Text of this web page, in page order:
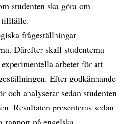
studenten ska göra om
tillfälle.
frågeställningar
Därefter skall studenterna
arbetet för att
Efter godkännande
och analyserar sedan studenten
Resultaten presenteras sedan
rapport på engelska.